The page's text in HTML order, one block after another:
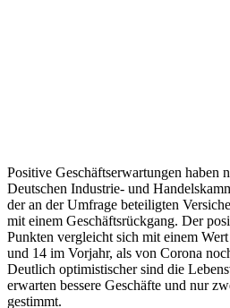
Positive Geschäftserwartungen haben
Deutschen Industrie- und
der an der Umfrage beteiligten
mit einem Geschäftsrückgang. Der
Punkten vergleicht sich mit einem
und 14 im Vorjahr, als von Corona
Deutlich optimistischer sind die
erwarten bessere Geschäfte und nur
gestimmt.